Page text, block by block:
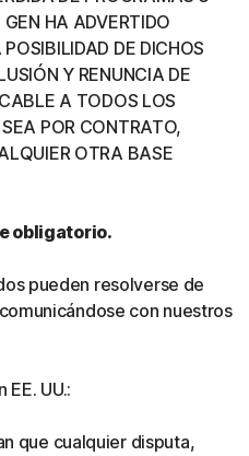
HA ADVERTIDO
DE DICHOS
Y RENUNCIA DE
A TODOS LOS
POR CONTRATO,
OTRA BASE
obligatorio.
pueden resolverse de
con nuestros
UU.:
que cualquier disputa,